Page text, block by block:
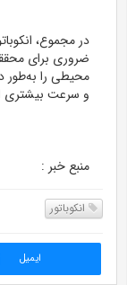
در مجموع،
ضروری برای
محیطی را به‌طور
و سرعت بیشتری
منبع خبر :
انکوباتور
ایمیل